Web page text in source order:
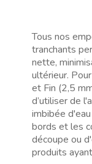
Tous nos
tranchants
nette,
ultérieur.
et Fin (2,5
d’utiliser de
imbibée
bords et les
découpe ou
produits